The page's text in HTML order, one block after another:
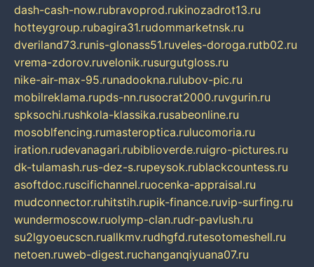
dash-cash-now.rubravoprod.rukinozadrot13.ru
hotteygroup.rubagira31.rudommarketnsk.ru
dveriland73.runis-glonass51.ruveles-doroga.rutb02.ru
vrema-zdorov.ruvelonik.rusurgutgloss.ru
nike-air-max-95.runadookna.rulubov-pic.ru
mobilreklama.rupds-nn.rusocrat2000.ruvgurin.ru
spksochi.rushkola-klassika.rusabeonline.ru
mosoblfencing.rumasteroptica.rulucomoria.ru
iration.rudevanagari.rubiblioverde.ruigro-pictures.ru
dk-tulamash.rus-dez-s.rupeysok.rublackcountess.ru
asoftdoc.ruscifichannel.ruocenka-appraisal.ru
mudconnector.ruhitstih.rupik-finance.ruvip-surfing.ru
wundermoscow.ruolymp-clan.rudr-pavlush.ru
su2lgyoeucscn.ruallkmv.rudhgfd.rutesotomeshell.ru
netoen.ruweb-digest.ruchanganqiyuana07.ru